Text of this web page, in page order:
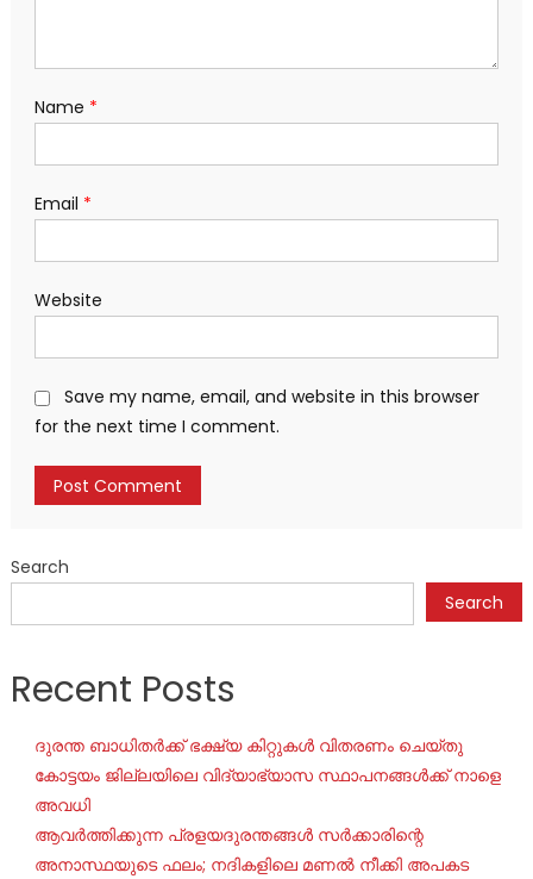
Name *
Email *
Website
Save my name, email, and website in this browser
for the next time I comment.
Search
Search
Recent Posts
ദുരന്ത ബാധിതർക്ക് ഭക്ഷ്യ കിറ്റുകൾ വിതരണം ചെയ്തു
കോട്ടയം ജില്ലയിലെ വിദ്യാഭ്യാസ സ്ഥാപനങ്ങൾക്ക് നാളെ
അവധി
ആവർത്തിക്കുന്ന പ്രളയദുരന്തങ്ങൾ സർക്കാരിന്റെ
അനാസ്ഥയുടെ ഫലം; നദികളിലെ മണൽ നീക്കി അപകട